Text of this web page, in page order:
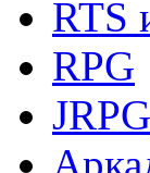
RTS
RPG
JRPG